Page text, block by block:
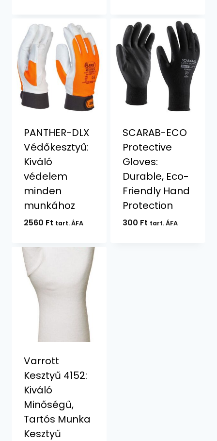
PANTHER-DLX
Védőkesztyű:
Kiváló
védelem
minden
munkához
2560 Ft tart. ÁFA
SCARAB-ECO
Protective
Gloves:
Durable, Eco-
Friendly Hand
Protection
300 Ft tart. ÁFA
Varrott
Kesztyű 4152:
Kiváló
Minőségű,
Tartós Munka
Kesztyű